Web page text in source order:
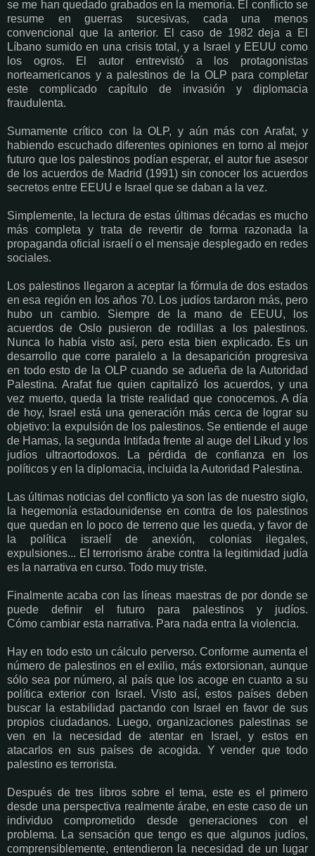
se me han quedado grabados en la memoria. El conflicto se
resume en guerras sucesivas, cada una menos
convencional que la anterior. El caso de 1982 deja a El
Líbano sumido en una crisis total, y a Israel y EEUU como
los ogros. El autor entrevistó a los protagonistas
norteamericanos y a palestinos de la OLP para completar
este complicado capítulo de invasión y diplomacia
fraudulenta.
Sumamente crítico con la OLP, y aún más con Arafat, y
habiendo escuchado diferentes opiniones en torno al mejor
futuro que los palestinos podían esperar, el autor fue asesor
de los acuerdos de Madrid (1991) sin conocer los acuerdos
secretos entre EEUU e Israel que se daban a la vez.
Simplemente, la lectura de estas últimas décadas es mucho
más completa y trata de revertir de forma razonada la
propaganda oficial israelí o el mensaje desplegado en redes
sociales.
Los palestinos llegaron a aceptar la fórmula de dos estados
en esa región en los años 70. Los judíos tardaron más, pero
hubo un cambio. Siempre de la mano de EEUU, los
acuerdos de Oslo pusieron de rodillas a los palestinos.
Nunca lo había visto así, pero esta bien explicado. Es un
desarrollo que corre paralelo a la desaparición progresiva
en todo esto de la OLP cuando se adueña de la Autoridad
Palestina. Arafat fue quien capitalizó los acuerdos, y una
vez muerto, queda la triste realidad que conocemos. A día
de hoy, Israel está una generación más cerca de lograr su
objetivo: la expulsión de los palestinos. Se entiende el auge
de Hamas, la segunda Intifada frente al auge del Likud y los
judíos ultraortodoxos. La pérdida de confianza en los
políticos y en la diplomacia, incluida la Autoridad Palestina.
Las últimas noticias del conflicto ya son las de nuestro siglo,
la hegemonía estadounidense en contra de los palestinos
que quedan en lo poco de terreno que les queda, y favor de
la política israelí de anexión, colonias ilegales,
expulsiones... El terrorismo árabe contra la legitimidad judía
es la narrativa en curso. Todo muy triste.
Finalmente acaba con las líneas maestras de por donde se
puede definir el futuro para palestinos y judíos.
Cómo cambiar esta narrativa. Para nada entra la violencia.
Hay en todo esto un cálculo perverso. Conforme aumenta el
número de palestinos en el exilio, más extorsionan, aunque
sólo sea por número, al país que los acoge en cuanto a su
política exterior con Israel. Visto así, estos países deben
buscar la estabilidad pactando con Israel en favor de sus
propios ciudadanos. Luego, organizaciones palestinas se
ven en la necesidad de atentar en Israel, y estos en
atacarlos en sus países de acogida. Y vender que todo
palestino es terrorista.
Después de tres libros sobre el tema, este es el primero
desde una perspectiva realmente árabe, en este caso de un
individuo comprometido desde generaciones con el
problema. La sensación que tengo es que algunos judíos,
comprensiblemente, entendieron la necesidad de un lugar